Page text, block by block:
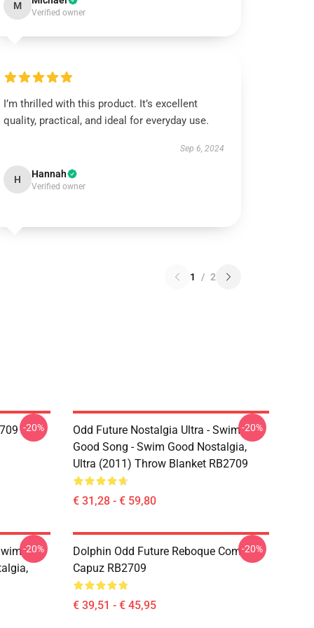
M
Verified owner
I’m thrilled with this product. It’s excellent
quality, practical, and ideal for everyday use.
Sep 6, 2024
H Hannah
Verified owner
1 / 2
-20%
Odd Future Nostalgia Ultra - Swim
Good Song - Swim Good Nostalgia,
Ultra (2011) Throw Blanket RB2709
€ 31,28 - € 59,80
-20%
-20%
Dolphin Odd Future Reboque Com
Capuz RB2709
€ 39,51 - € 45,95
-20%